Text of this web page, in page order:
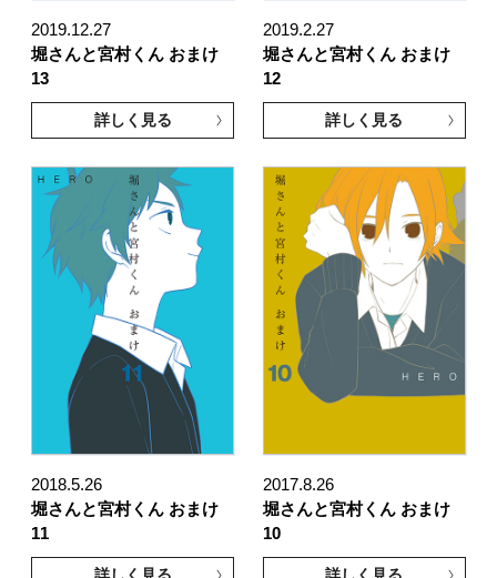
2019.12.27
堀さんと宮村くん おまけ
13
詳しく見る
2019.2.27
堀さんと宮村くん おまけ
12
詳しく見る
2018.5.26
堀さんと宮村くん おまけ
11
2017.8.26
堀さんと宮村くん おまけ
10